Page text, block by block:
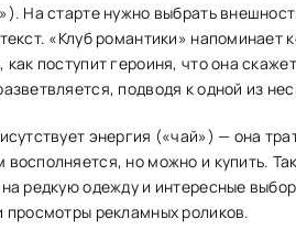
На старте нужно выбрать
«Клуб романтики» напоминает
как поступит героиня, что она
подводя к одной из
энергия («чай») — она
восполняется, но можно и купить.
редкую одежду и интересные
просмотры рекламных роликов.